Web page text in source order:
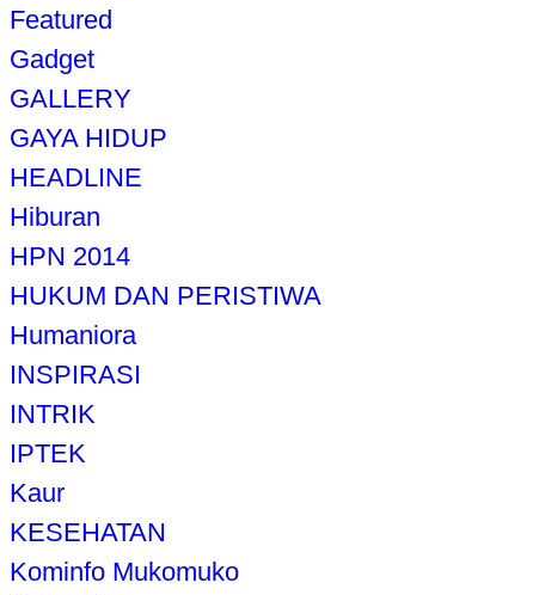
Featured
Gadget
GALLERY
GAYA HIDUP
HEADLINE
Hiburan
HPN 2014
HUKUM DAN PERISTIWA
Humaniora
INSPIRASI
INTRIK
IPTEK
Kaur
KESEHATAN
Kominfo Mukomuko